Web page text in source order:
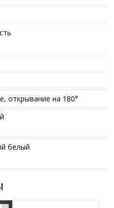
открывание на 180°
белый